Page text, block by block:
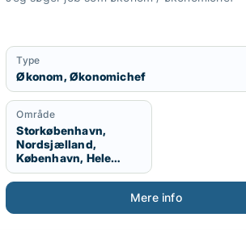
Type
Økonom, Økonomichef
Område
Storkøbenhavn,
Nordsjælland,
København, Hele
Danmark
Mere info